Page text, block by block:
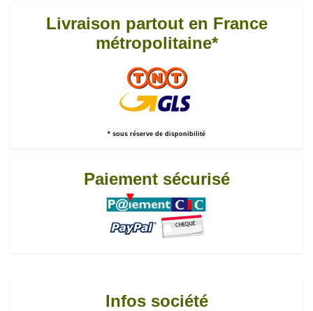
Livraison partout en France
métropolitaine*
* sous réserve de disponibilité
Paiement sécurisé
Infos société